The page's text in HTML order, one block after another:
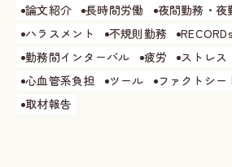
論文紹介 長時間労働
夜間勤務・夜
ハラスメント
不規則勤務
勤務間インターバル
疲労 ストレス
心血管系負担
ツール ファクトシー
取材報告